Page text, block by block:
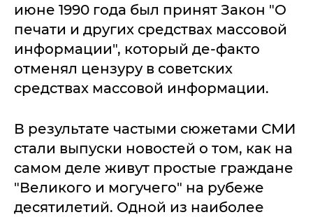
июне 1990 года был принят Закон "О
печати и других средствах массовой
информации", который де-факто
отменял цензуру в советских
средствах массовой информации.
В результате частыми сюжетами СМИ
стали выпуски новостей о том, как на
самом деле живут простые граждане
"Великого и могучего" на рубеже
десятилетий. Одной из наиболее